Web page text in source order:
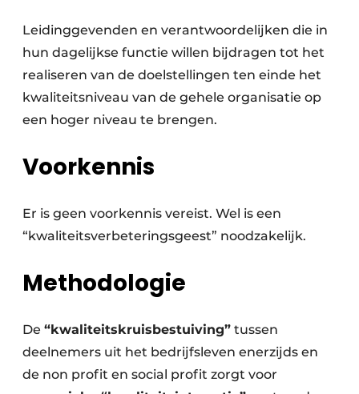
Leidinggevenden en verantwoordelijken die in
hun dagelijkse functie willen bijdragen tot het
realiseren van de doelstellingen ten einde het
kwaliteitsniveau van de gehele organisatie op
een hoger niveau te brengen.
Voorkennis
Er is geen voorkennis vereist. Wel is een
“kwaliteitsverbeteringsgeest” noodzakelijk.
Methodologie
De “kwaliteitskruisbestuiving” tussen
deelnemers uit het bedrijfsleven enerzijds en
de non profit en social profit zorgt voor